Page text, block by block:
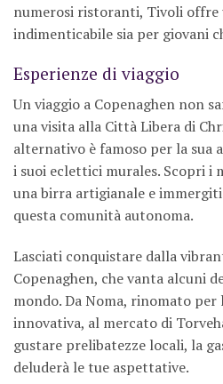
numerosi ristoranti, Tivoli offre
indimenticabile sia per giovani
Esperienze di viaggio
Un viaggio a Copenaghen non
una visita alla Città Libera di
alternativo è famoso per la sua
i suoi eclettici murales. Scopri i
una birra artigianale e
questa comunità autonoma.
Lasciati conquistare dalla
Copenaghen, che vanta alcuni
mondo. Da Noma, rinomato per
innovativa, al mercato di
gustare prelibatezze locali, la
deluderà le tue aspettative.